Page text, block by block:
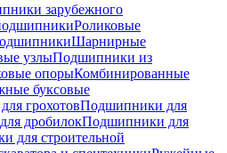
зарубежного
Роликовые
Шарнирные
узлыПодшипники из
опорыКомбинированные
буксовые
грохотовПодшипники для
дробилокПодшипники для
для строительной